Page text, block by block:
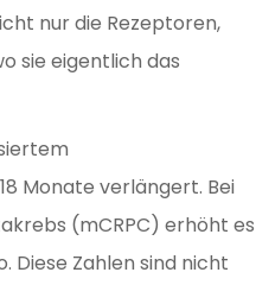
nur die Rezeptoren,
sie eigentlich das
Monate verlängert. Bei
(mCRPC) erhöht es
Diese Zahlen sind nicht